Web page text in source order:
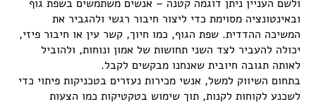
ולשם העניין ניתן דוגמה קטנה – אנשים משתמשים בשפת גוף
ובאינטונציה מסוימת כדי ליצור חיבור רגשי ולהגביר את
המשיכה ההדדית. שפת הגוף, כמו חיוך, קשר עין או חיבור פיזי,
יכולה להעביר לצד השני תחושות של אמון ונוחות, ולהוביל
לאותה תגובה חיובית שאנחנו מבקשים לקבל.
בתחום השיווק למשל, אנשי מכירות נעזרים בטכניקות פיתוי כדי
לשכנע לקוחות לקנות, תוך שימוש בטקטיקות כמו הצעות